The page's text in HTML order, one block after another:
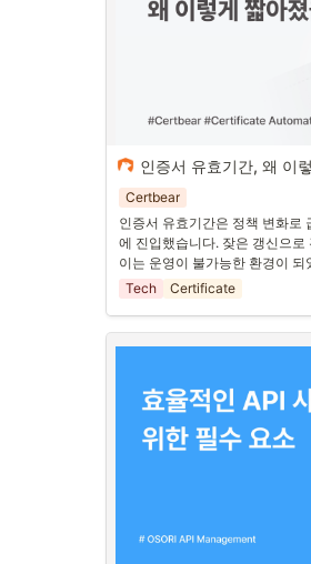
인증서, 왜 이
야 하나요?
— 유효기간이 짧아지
제들
“원래 인증서는 1~2년씩 쓰는 거
맞아요. 예전엔 SSL/TLS 인증
인증서 유효기간, 왜 이
Certbear
인증서 유효기간은 정책 변화로
에 진입했습니다. 잦은 갱신으
이는 운영이 불가능한 환경이 되
Tech
Certificate